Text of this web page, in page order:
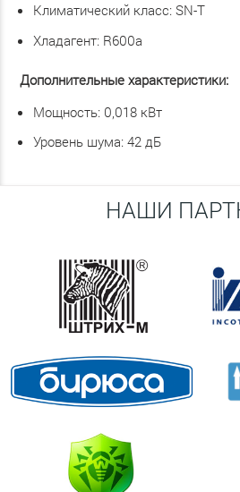
Климатический класс: SN-T
Хладагент: R600a
Дополнительные характеристики:
Мощность: 0,018 кВт
Уровень шума: 42 дБ
НАШИ